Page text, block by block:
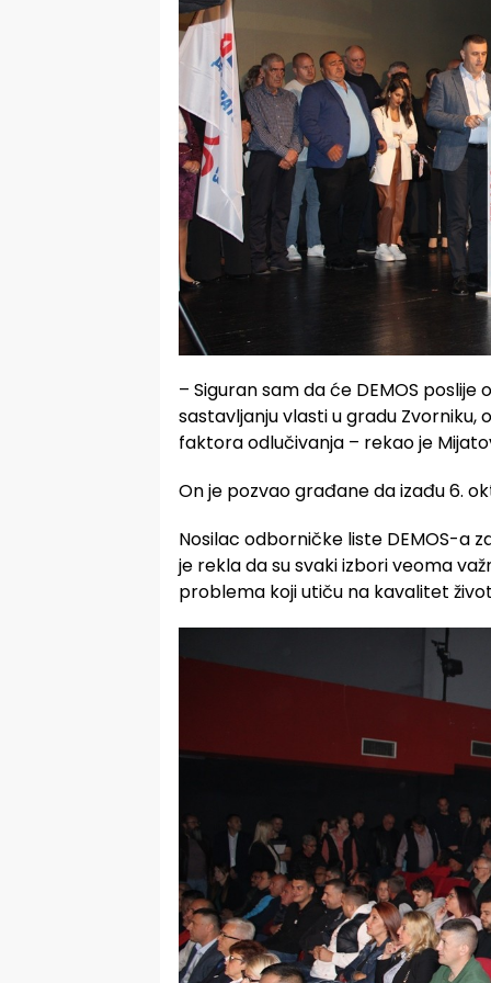
– Siguran sam da će DEMOS
sastavljanju vlasti u gradu Zvorniku,
faktora odlučivanja – rekao je
On je pozvao građane da izađu 6.
Nosilac odborničke liste DEMOS-a
je rekla da su svaki izbori veoma
problema koji utiču na kavalitet